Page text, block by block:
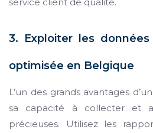
3. Exploiter les
optimisée en Belgique
L’un des grands avantages
sa capacité à collecter et
précieuses. Utilisez les